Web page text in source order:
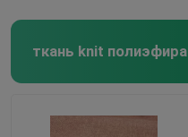
ткань knit полиэфира